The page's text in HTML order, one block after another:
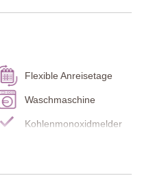
des
toskanischen Charakter
eine elegante
zum Essen im Freien
des Hauses bietet einen
des Anwesens - ein
Wochenenden wird es
Flexible Anreisetage
Waschmaschine
Kohlenmonoxidmelder